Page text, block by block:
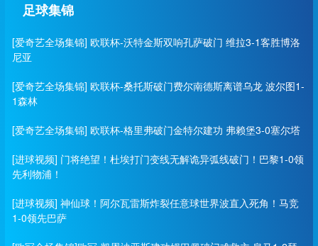
足球集锦
[爱奇艺全场集锦] 欧联杯-沃特金斯双响孔萨破门 维拉3-1客胜博洛
尼亚
[爱奇艺全场集锦] 欧联杯-桑托斯破门费尔南德斯离谱乌龙 波尔图1-
1森林
[爱奇艺全场集锦] 欧联杯-格里弗破门金特尔建功 弗赖堡3-0塞尔塔
[进球视频] 门将绝望！杜埃打门变线无解诡异弧线破门！巴黎1-0领
先利物浦！
[进球视频] 神仙球！阿尔瓦雷斯炸裂任意球世界波直入死角！马竞
1-0领先巴萨